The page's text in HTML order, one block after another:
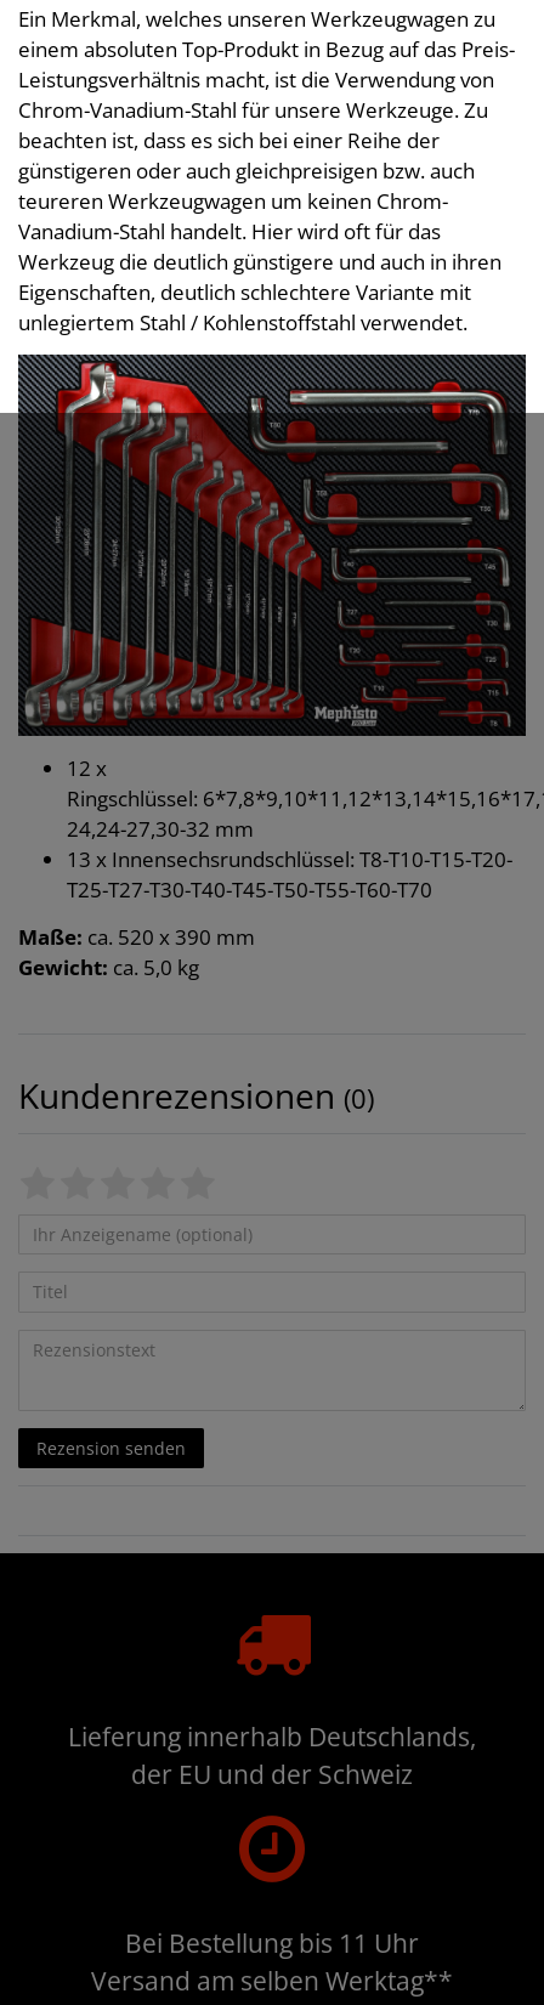
Ein Merkmal, welches unseren Werkzeugwagen zu
einem absoluten Top-Produkt in Bezug auf das Preis-
Leistungsverhältnis macht, ist die Verwendung von
Chrom-Vanadium-Stahl für unsere Werkzeuge. Zu
beachten ist, dass es sich bei einer Reihe der
günstigeren oder auch gleichpreisigen bzw. auch
teureren Werkzeugwagen um keinen Chrom-
Vanadium-Stahl handelt. Hier wird oft für das
Werkzeug die deutlich günstigere und auch in ihren
Eigenschaften, deutlich schlechtere Variante mit
unlegiertem Stahl / Kohlenstoffstahl verwendet.
12 x
Ringschlüssel:
24,24-27,30-32 mm
13 x Innensechsrundschlüssel: T8-T10-T15-T20-
T25-T27-T30-T40-T45-T50-T55-T60-T70
Maße: ca. 520 x 390 mm
Gewicht: ca. 5,0 kg
Kundenrezensionen (0)
von
von
von
von
von
5
Anzeigename
Rezension senden
Lieferung innerhalb Deutschlands,
der EU und der Schweiz
Bei Bestellung bis 11 Uhr
Versand am selben Werktag**